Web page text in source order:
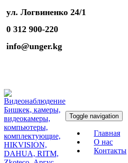
ул. Логвиненко 24/1
0 312 900-220
info@unger.kg
Toggle navigation
Главная
О нас
Контакты